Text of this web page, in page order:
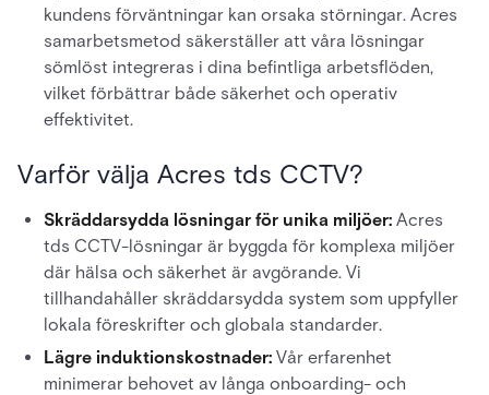
kundens förväntningar kan orsaka störningar. Acres
samarbetsmetod säkerställer att våra lösningar
sömlöst integreras i dina befintliga arbetsflöden,
vilket förbättrar både säkerhet och operativ
effektivitet.
Varför välja Acres tds CCTV?
Skräddarsydda lösningar för unika miljöer: Acres
tds CCTV-lösningar är byggda för komplexa miljöer
där hälsa och säkerhet är avgörande. Vi
tillhandahåller skräddarsydda system som uppfyller
lokala föreskrifter och globala standarder.
Lägre induktionskostnader: Vår erfarenhet
minimerar behovet av långa onboarding- och